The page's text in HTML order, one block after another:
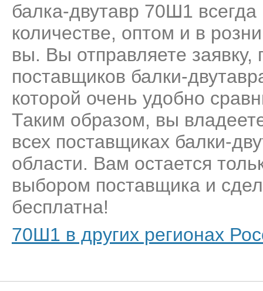
балка-двутавр 70Ш1
количестве, оптом и в
вы. Вы отправляете заявку,
поставщиков балки-
которой очень удобно
Таким образом, вы
всех поставщиках балки-
области. Вам остается
выбором поставщика и
бесплатна!
70Ш1 в других регионах